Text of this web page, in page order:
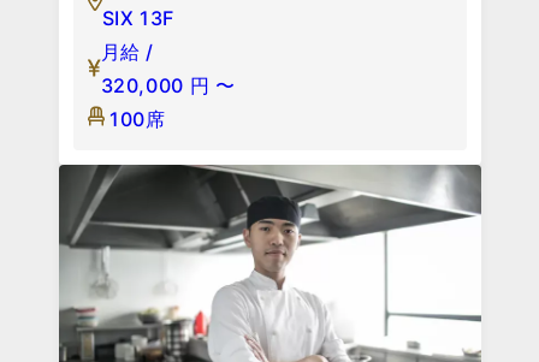
SIX 13F
月給 /
320,000 円 〜
100席